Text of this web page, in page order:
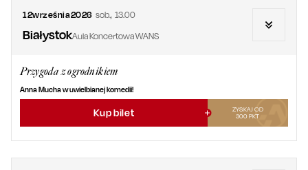
12września2026 sob., 13.00
BiałystokAula Koncertowa WANS
Przygoda z ogrodnikiem
Anna Mucha w uwielbianej komedii!
Kup bilet
ZYSKAJ OD
300 PKT